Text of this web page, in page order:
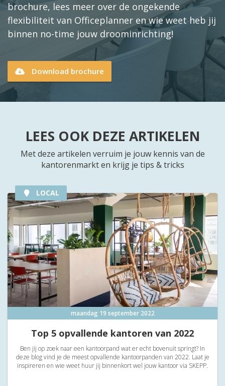
brochure, lees meer over de ongekende
flexibiliteit van Officeplanner en wie weet heb jij
binnen no-time jouw droominrichting!
Download brochure
LEES OOK DEZE ARTIKELEN
Met deze artikelen verruim je jouw kennis van de
kantorenmarkt en krijg je tips & tricks
LOCAL
maandag 19 september 2022
Top 5 opvallende kantoren van 2022
Ben jij op zoek naar een kantoorpand wat er echt bovenuit springt? In
deze blog vind je de meest opvallende kantoorpanden van 2022. Laat je
inspireren en wie weet huur jij binnenkort wel jouw kantoor via SKEPP.